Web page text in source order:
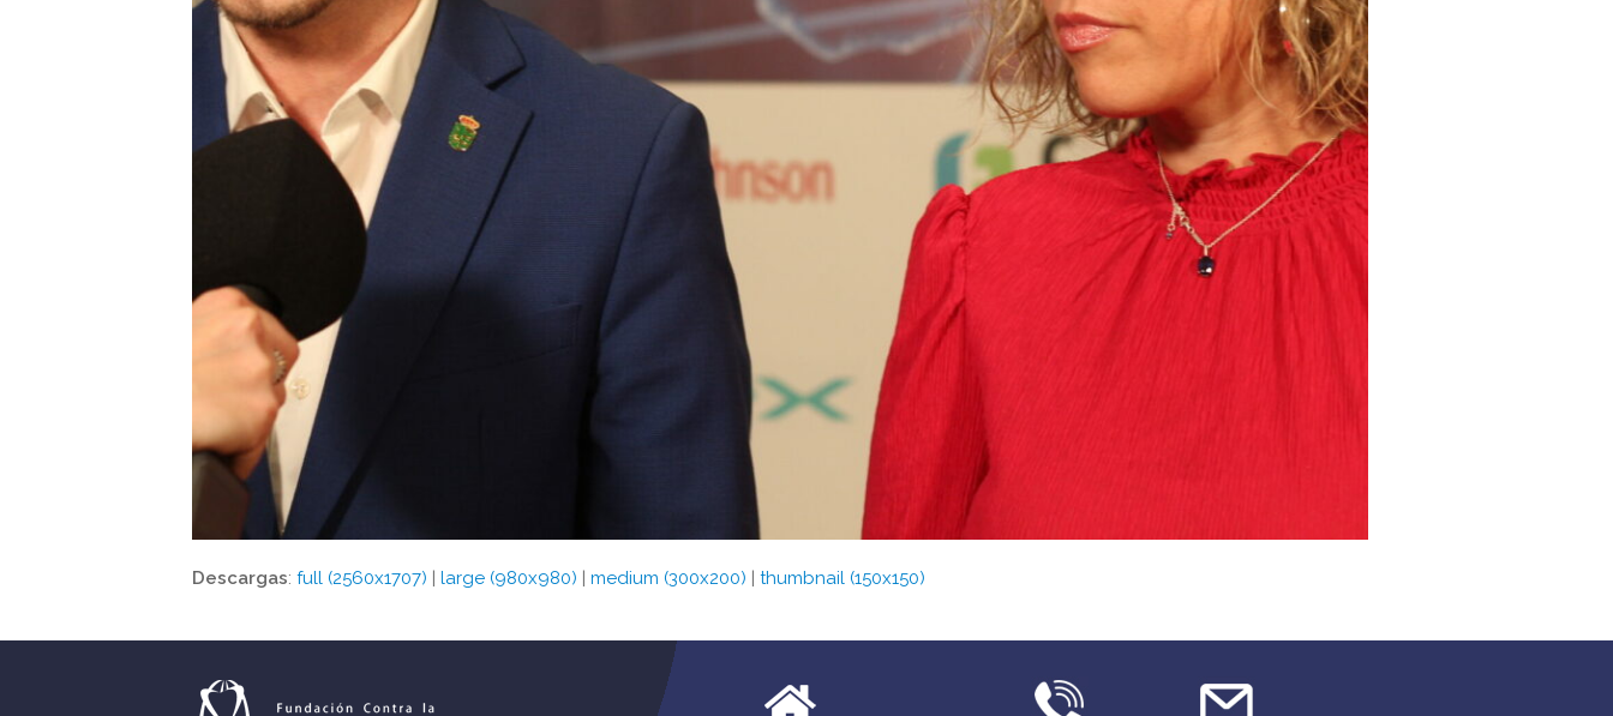
Descargas: full (2560x1707) | large (980x980) | medium (300x200) | thumbnail (150x150)